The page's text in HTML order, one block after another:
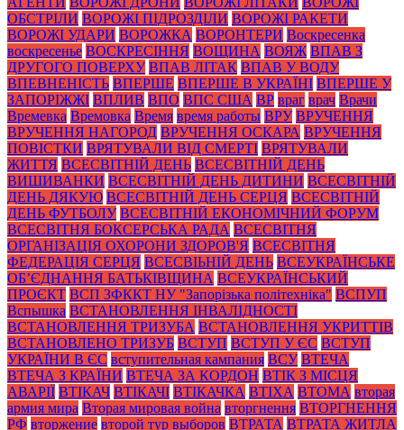
ОБСТРІЛИ ВОРОЖІ ПІДРОЗДІЛИ ВОРОЖІ РАКЕТИ
ВОРОЖІ УДАРИ ВОРОЖКА ВОРОНТЕРИ Воскресенка
воскресенье ВОСКРЕСІННЯ ВОЩИНА ВОЯЖ ВПАВ З
ДРУГОГО ПОВЕРХУ ВПАВ ЛІТАК ВПАВ У ВОДУ
ВПЕВНЕНІСТЬ ВПЕРШЕ ВПЕРШЕ В УКРАЇНІ ВПЕРШЕ У
ЗАПОРІЖЖІ ВПЛИВ ВПО ВПС США ВР враг врач Врачи
Времевка Времовка Время время работы ВРУ ВРУЧЕННЯ
ВРУЧЕННЯ НАГОРОД ВРУЧЕННЯ ОСКАРА ВРУЧЕННЯ
ПОВІСТКИ ВРЯТУВАЛИ ВІД СМЕРТІ ВРЯТУВАЛИ
ЖИТТЯ ВСЕСВІТНІЙ ДЕНЬ ВСЕСВІТНІЙ ДЕНЬ
ВИШИВАНКИ ВСЕСВІТНІЙ ДЕНЬ ДИТИНИ ВСЕСВІТНІЙ
ДЕНЬ ДЯКУЮ ВСЕСВІТНІЙ ДЕНЬ СЕРЦЯ ВСЕСВІТНІЙ
ДЕНЬ ФУТБОЛУ ВСЕСВІТНІЙ ЕКОНОМІЧНИЙ ФОРУМ
ВСЕСВІТНЯ БОКСЕРСЬКА РАДА ВСЕСВІТНЯ
ОРГАНІЗАЦІЯ ОХОРОНИ ЗДОРОВ'Я ВСЕСВІТНЯ
ФЕДЕРАЦІЯ СЕРЦЯ ВСЕСВІЬНІЙ ДЕНЬ ВСЕУКРАЇНСЬКЕ
ОБ’ЄДНАННЯ БАТЬКІВЩИНА ВСЕУКРАЇНСЬКИЙ
ПРОЄКТ ВСП ЗФККТ НУ "Запорізька політехніка" ВСПУП
Вспышка ВСТАНОВЛЕННЯ ІНВАЛІДНОСТІ
ВСТАНОВЛЕННЯ ТРИЗУБА ВСТАНОВЛЕННЯ УКРИТТІВ
ВСТАНОВЛЕНО ТРИЗУБ ВСТУП ВСТУП У ЄС ВСТУП
УКРАЇНИ В ЄС вступительная кампания ВСУ ВТЕЧА
ВТЕЧА З КРАЇНИ ВТЕЧА ЗА КОРДОН ВТІК З МІСЦЯ
АВАРІЇ ВТІКАЧ ВТІКАЧІ ВТІКАЧКА ВТІХА ВТОМА вторая
армия мира Вторая мировая война вторгнення ВТОРГНЕННЯ
РФ вторжение второй тур выборов ВТРАТА ВТРАТА ЖИТЛА